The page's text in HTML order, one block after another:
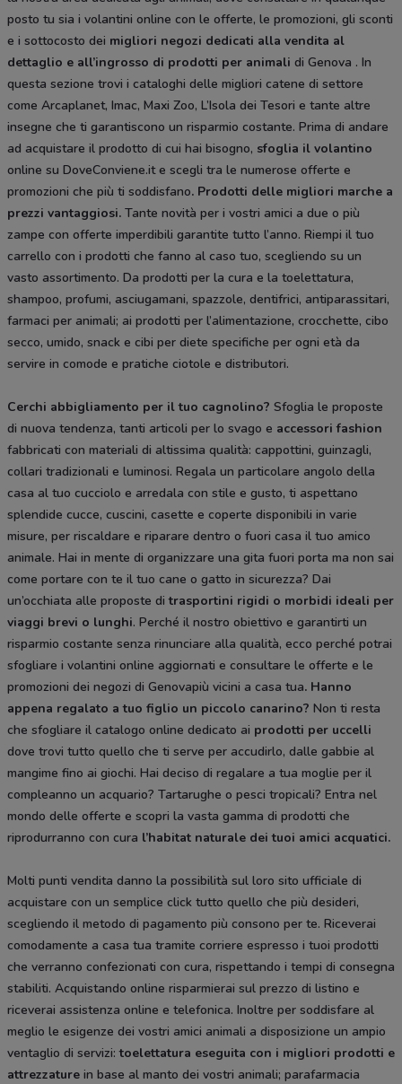
posto tu sia i volantini online con le offerte, le promozioni, gli sconti
e i sottocosto dei migliori negozi dedicati alla vendita al
dettaglio e all’ingrosso di prodotti per animali di Genova . In
questa sezione trovi i cataloghi delle migliori catene di settore
come Arcaplanet, Imac, Maxi Zoo, L’Isola dei Tesori e tante altre
insegne che ti garantiscono un risparmio costante. Prima di andare
ad acquistare il prodotto di cui hai bisogno, sfoglia il volantino
online su DoveConviene.it e scegli tra le numerose offerte e
promozioni che più ti soddisfano. Prodotti delle migliori marche a
prezzi vantaggiosi. Tante novità per i vostri amici a due o più
zampe con offerte imperdibili garantite tutto l’anno. Riempi il tuo
carrello con i prodotti che fanno al caso tuo, scegliendo su un
vasto assortimento. Da prodotti per la cura e la toelettatura,
shampoo, profumi, asciugamani, spazzole, dentifrici, antiparassitari,
farmaci per animali; ai prodotti per l’alimentazione, crocchette, cibo
secco, umido, snack e cibi per diete specifiche per ogni età da
servire in comode e pratiche ciotole e distributori.
Cerchi abbigliamento per il tuo cagnolino? Sfoglia le proposte
di nuova tendenza, tanti articoli per lo svago e accessori fashion
fabbricati con materiali di altissima qualità: cappottini, guinzagli,
collari tradizionali e luminosi. Regala un particolare angolo della
casa al tuo cucciolo e arredala con stile e gusto, ti aspettano
splendide cucce, cuscini, casette e coperte disponibili in varie
misure, per riscaldare e riparare dentro o fuori casa il tuo amico
animale. Hai in mente di organizzare una gita fuori porta ma non sai
come portare con te il tuo cane o gatto in sicurezza? Dai
un’occhiata alle proposte ditrasportini rigidi o morbidi ideali per
viaggi brevi o lunghi. Perché il nostro obiettivo e garantirti un
risparmio costante senza rinunciare alla qualità, ecco perché potrai
sfogliare i volantini online aggiornati e consultare le offerte e le
promozioni dei negozi di Genovapiù vicini a casa tua. Hanno
appena regalato a tuo figlio un piccolo canarino? Non ti resta
che sfogliare il catalogo online dedicato ai prodotti per uccelli
dove trovi tutto quello che ti serve per accudirlo, dalle gabbie al
mangime fino ai giochi. Hai deciso di regalare a tua moglie per il
compleanno un acquario? Tartarughe o pesci tropicali? Entra nel
mondo delle offerte e scopri la vasta gamma di prodotti che
riprodurranno con cura l’habitat naturale dei tuoi amici acquatici.
Molti punti vendita danno la possibilità sul loro sito ufficiale di
acquistare con un semplice click tutto quello che più desideri,
scegliendo il metodo di pagamento più consono per te. Riceverai
comodamente a casa tua tramite corriere espresso i tuoi prodotti
che verranno confezionati con cura, rispettando i tempi di consegna
stabiliti. Acquistando online risparmierai sul prezzo di listino e
riceverai assistenza online e telefonica. Inoltre per soddisfare al
meglio le esigenze dei vostri amici animali a disposizione un ampio
ventaglio di servizi:toelettatura eseguita con i migliori prodotti e
attrezzature in base al manto dei vostri animali; parafarmacia